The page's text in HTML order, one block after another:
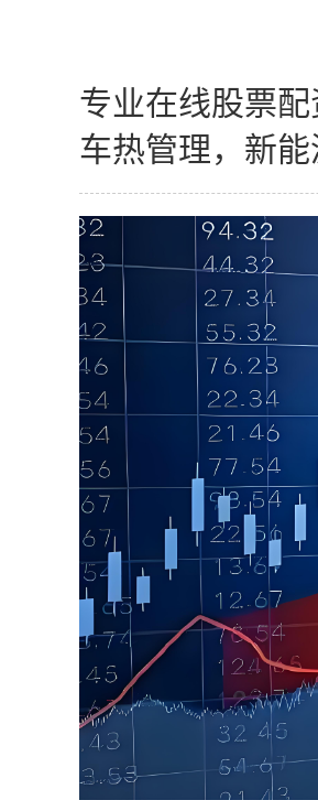
专业在线股票
车热管理，新